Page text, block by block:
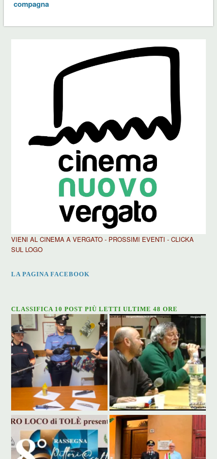
compagna
VIENI AL CINEMA A VERGATO - PROSSIMI EVENTI - CLICKA
SUL LOGO
LA PAGINA FACEBOOK
CLASSIFICA 10 POST PIÙ LETTI ULTIME 48 ORE